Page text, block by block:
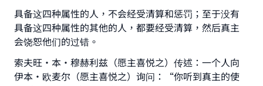
具备这四种属性的人，不会经受清算和惩罚；至于没有
具备这四种属性的其他的人，都要经受清算，然后真主
会饶恕他们的过错。
索夫旺·本·穆赫利兹（愿主喜悦之）传述：一个人向
伊本·欧麦尔（愿主喜悦之）询问：“你听到真主的使